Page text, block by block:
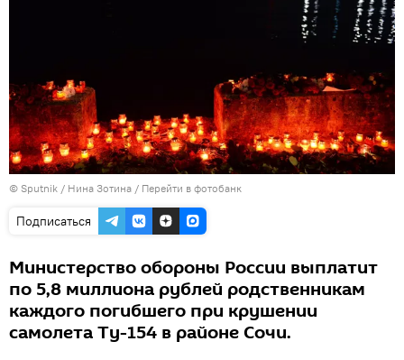
© Sputnik / Нина Зотина / Перейти в фотобанк
Подписаться
Министерство обороны России выплатит
по 5,8 миллиона рублей родственникам
каждого погибшего при крушении
самолета Ту-154 в районе Сочи.